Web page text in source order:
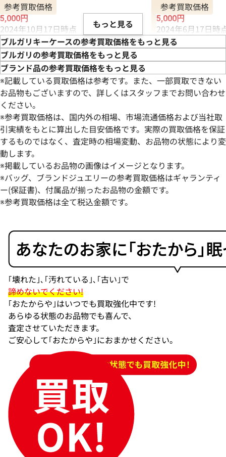
参考買取価格
5,000円
2024年10月17日時点
参考買取価格
5,000円
2024年6月17日時
もっと見る
ブルガリキーケースの参考買取価格をもっと見る
ブルガリの参考買取価格をもっと見る
ブランド品の参考買取価格をもっと見る
※記載している買取価格は参考です。また、一部買取できない
お品物もございますので、詳しくはスタッフまでお問い合わせ
ください。
※参考買取価格は、国内外の相場、市場流通価格および当社取
引実績をもとに算出した目安価格です。実際の買取価格を保証
するものではなく、査定時の相場変動、お品物の状態により変
動します。
※掲載しているお品物の画像はイメージとなります。
※バッグ、ブランドジュエリーの参考買取価格はギャランティ
ー(保証書)、付属品が揃ったお品物の金額です。
※参考買取価格は全て税込金額です。
｢壊れた ｣､｢汚れている ｣､｢古い ｣で
諦めないでください!
｢おたからや｣はいつでも買取強化中です!
あらゆる状態のお品物でも喜んで、
査定させていただきます。
ご安心して｢おたからや｣におまかせください。